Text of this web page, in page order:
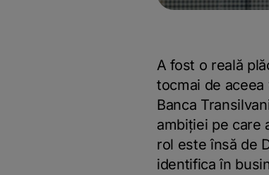
A fost o reală
tocmai de
Banca
ambiției pe care
rol este însă de
identifica în